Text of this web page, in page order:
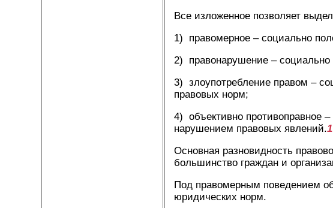
Все изложенное позволяет
1) правомерное – социально
2) правонарушение –
3) злоупотребление правом –
правовых норм;
4) объективно противоправное
нарушением правовых явлений.1
Основная разновидность
большинство граждан и
Под правомерным поведением
юридических норм.